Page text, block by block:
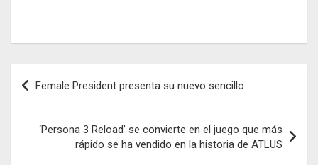
Navegación
de
entradas
Female President presenta su nuevo sencillo
‘Persona 3 Reload’ se convierte en el juego que más
rápido se ha vendido en la historia de ATLUS